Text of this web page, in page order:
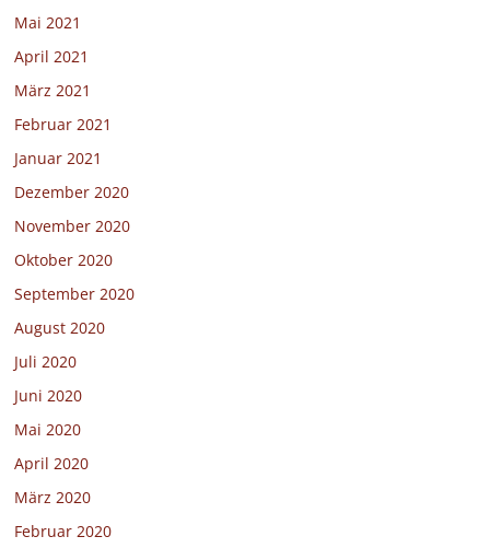
Mai 2021
April 2021
März 2021
Februar 2021
Januar 2021
Dezember 2020
November 2020
Oktober 2020
September 2020
August 2020
Juli 2020
Juni 2020
Mai 2020
April 2020
März 2020
Februar 2020